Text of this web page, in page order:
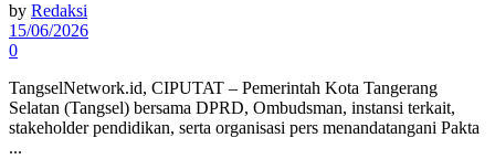
by Redaksi
15/06/2026
0
TangselNetwork.id, CIPUTAT – Pemerintah Kota Tangerang
Selatan (Tangsel) bersama DPRD, Ombudsman, instansi terkait,
stakeholder pendidikan, serta organisasi pers menandatangani Pakta
...